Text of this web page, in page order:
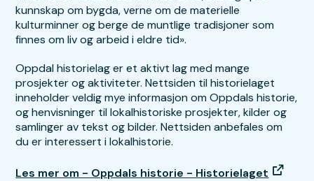
kunnskap om bygda, verne om de materielle
kulturminner og berge de muntlige tradisjoner som
finnes om liv og arbeid i eldre tid».
Oppdal historielag er et aktivt lag med mange
prosjekter og aktiviteter. Nettsiden til historielaget
inneholder veldig mye informasjon om Oppdals historie,
og henvisninger til lokalhistoriske prosjekter, kilder og
samlinger av tekst og bilder. Nettsiden anbefales om
du er interessert i lokalhistorie.
Les mer om - Oppdals historie - Historielaget